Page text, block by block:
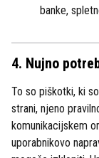
banke,
4. Nujno
To so piškotki, ki
strani, njeno
komunikacijskem
uporabnikovo